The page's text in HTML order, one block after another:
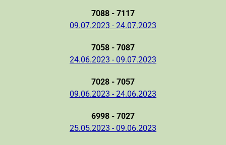
7088 - 7117
09.07.2023 - 24.07.2023
7058 - 7087
24.06.2023 - 09.07.2023
7028 - 7057
09.06.2023 - 24.06.2023
6998 - 7027
25.05.2023 - 09.06.2023